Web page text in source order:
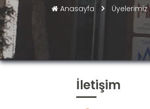
Anasayfa Üyelerimiz
İletişim